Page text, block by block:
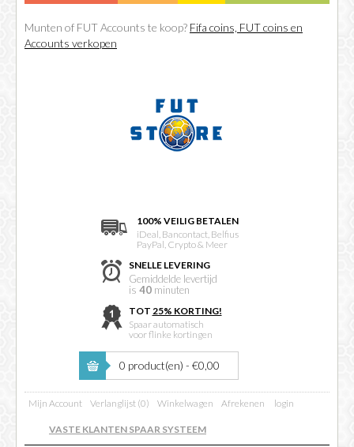
Munten of FUT Accounts te koop? Fifa coins, FUT coins en
Accounts verkopen
100% VEILIG BETALEN
iDeal, Bancontact, Belfius
PayPal, Crypto & Meer
SNELLE LEVERING
Gemiddelde levertijd
is 40minuten
TOT 25% KORTING!
Spaar automatisch
voor flinke kortingen
0 product(en) - €0,00
Mijn Account Verlanglijst (0) Winkelwagen Afrekenen login
VASTE KLANTEN SPAAR SYSTEEM